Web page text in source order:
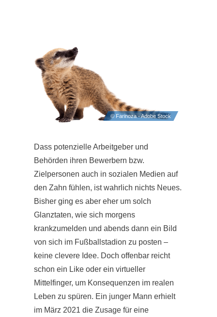
Dass potenzielle Arbeitgeber und
Behörden ihren Bewerbern bzw.
Zielpersonen auch in sozialen Medien auf
den Zahn fühlen, ist wahrlich nichts Neues.
Bisher ging es aber eher um solch
Glanztaten, wie sich morgens
krankzumelden und abends dann ein Bild
von sich im Fußballstadion zu posten –
keine clevere Idee. Doch offenbar reicht
schon ein Like oder ein virtueller
Mittelfinger, um Konsequenzen im realen
Leben zu spüren. Ein junger Mann erhielt
im März 2021 die Zusage für eine